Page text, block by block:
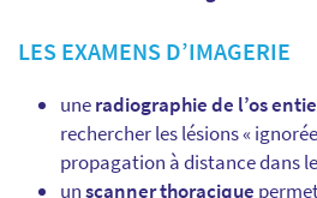
LES EXAMENS D’IMAGERIE
uneradiographie de l’os
rechercher les lésions «
propagation à distance dans
unscanner thoracique